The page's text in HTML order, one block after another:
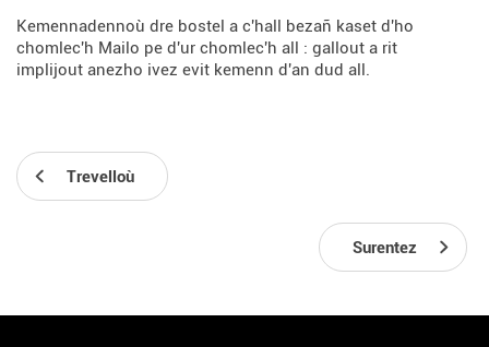
Kemennadennoù dre bostel a c'hall bezañ kaset d'ho
chomlec'h Mailo pe d'ur chomlec'h all : gallout a rit
implijout anezho ivez evit kemenn d'an dud all.
Trevelloù
Surentez